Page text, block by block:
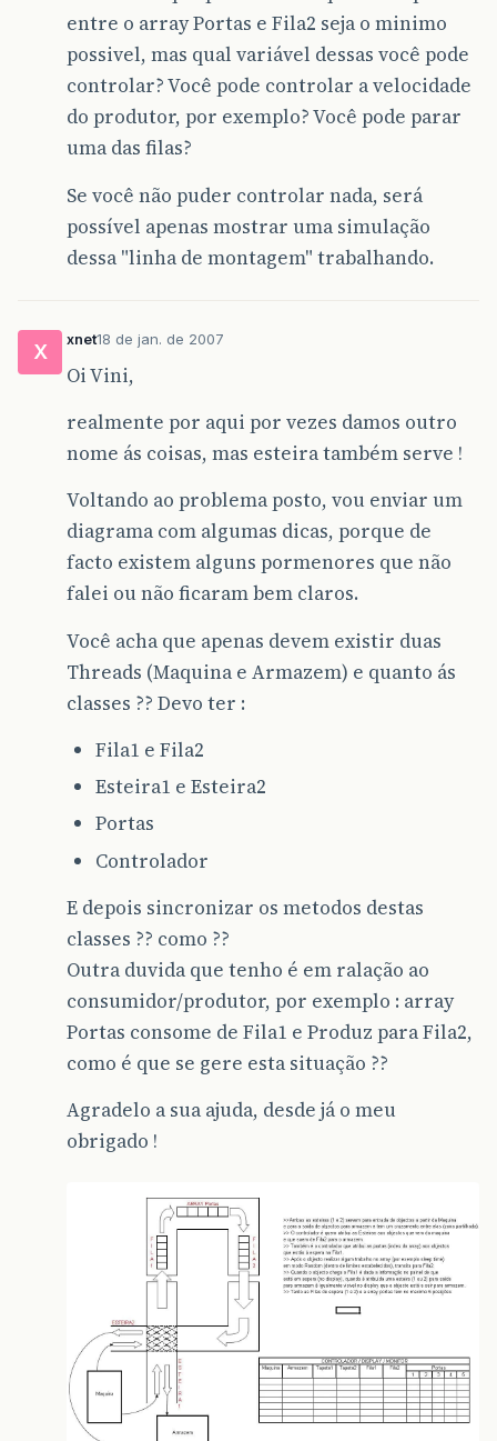
entre o array Portas e Fila2 seja o minimo
possivel, mas qual variável dessas você pode
controlar? Você pode controlar a velocidade
do produtor, por exemplo? Você pode parar
uma das filas?
Se você não puder controlar nada, será
possível apenas mostrar uma simulação
dessa "linha de montagem" trabalhando.
X
xnet18 de jan. de 2007
Oi Vini,
realmente por aqui por vezes damos outro
nome ás coisas, mas esteira também serve !
Voltando ao problema posto, vou enviar um
diagrama com algumas dicas, porque de
facto existem alguns pormenores que não
falei ou não ficaram bem claros.
Você acha que apenas devem existir duas
Threads (Maquina e Armazem) e quanto ás
classes ?? Devo ter :
Fila1 e Fila2
Esteira1 e Esteira2
Portas
Controlador
E depois sincronizar os metodos destas
classes ?? como ??
Outra duvida que tenho é em ralação ao
consumidor/produtor, por exemplo : array
Portas consome de Fila1 e Produz para Fila2,
como é que se gere esta situação ??
Agradelo a sua ajuda, desde já o meu
obrigado !